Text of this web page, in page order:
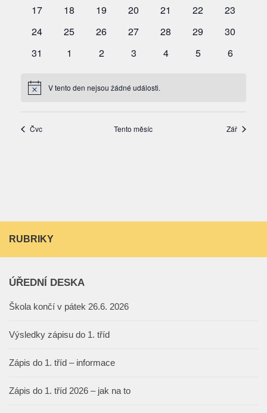
RUBRIKY
ÚŘEDNÍ DESKA
Škola končí v pátek 26.6. 2026
Výsledky zápisu do 1. tříd
Zápis do 1. tříd – informace
Zápis do 1. tříd 2026 – jak na to